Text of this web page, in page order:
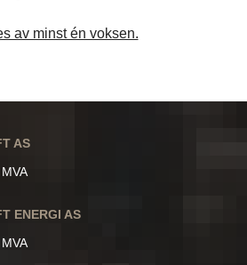
av minst én voksen.
AS
ENERGI AS